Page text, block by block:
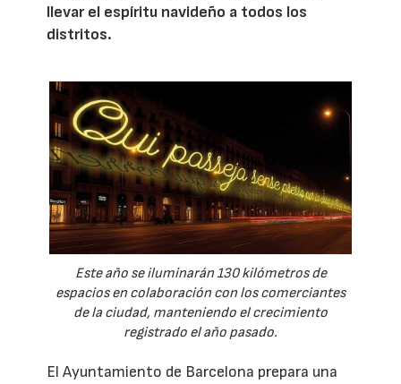
llevar el espíritu navideño a todos los
distritos.
Este año se iluminarán 130 kilómetros de
espacios en colaboración con los comerciantes
de la ciudad, manteniendo el crecimiento
registrado el año pasado.
El Ayuntamiento de Barcelona prepara una